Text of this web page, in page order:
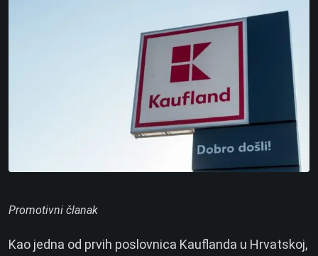
Promotivni članak
Kao jedna od prvih poslovnica Kauflanda u Hrvatskoj,